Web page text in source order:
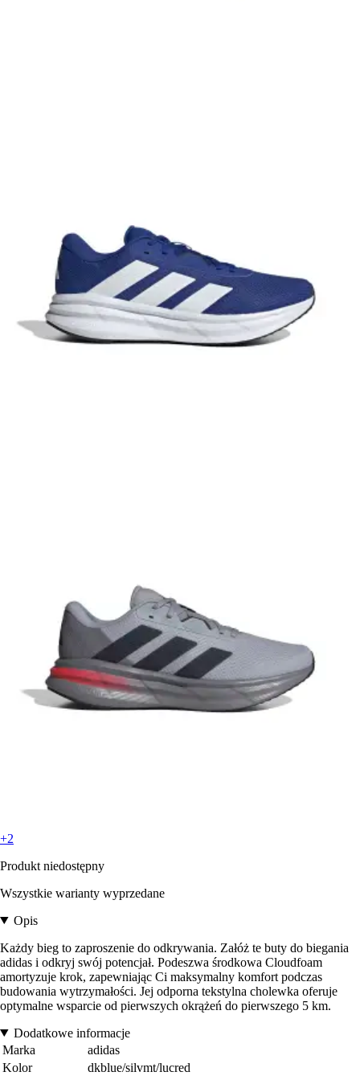
+2
Produkt niedostępny
Wszystkie warianty wyprzedane
Opis
Każdy bieg to zaproszenie do odkrywania. Załóż te buty do biegania
adidas i odkryj swój potencjał. Podeszwa środkowa Cloudfoam
amortyzuje krok, zapewniając Ci maksymalny komfort podczas
budowania wytrzymałości. Jej odporna tekstylna cholewka oferuje
optymalne wsparcie od pierwszych okrążeń do pierwszego 5 km.
Dodatkowe informacje
Marka
adidas
Kolor
dkblue/silvmt/lucred